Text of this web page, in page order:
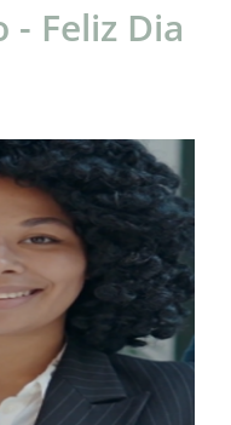
Feliz Dia